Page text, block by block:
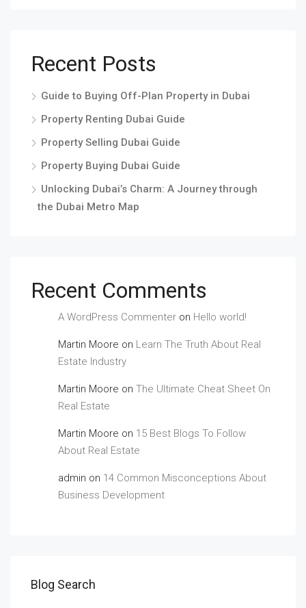
Recent Posts
Guide to Buying Off-Plan Property in Dubai
Property Renting Dubai Guide
Property Selling Dubai Guide
Property Buying Dubai Guide
Unlocking Dubai’s Charm: A Journey through
the Dubai Metro Map
Recent Comments
A WordPress Commenter on Hello world!
Martin Moore on Learn The Truth About Real
Estate Industry
Martin Moore on The Ultimate Cheat Sheet On
Real Estate
Martin Moore on 15 Best Blogs To Follow
About Real Estate
admin on 14 Common Misconceptions About
Business Development
Blog Search